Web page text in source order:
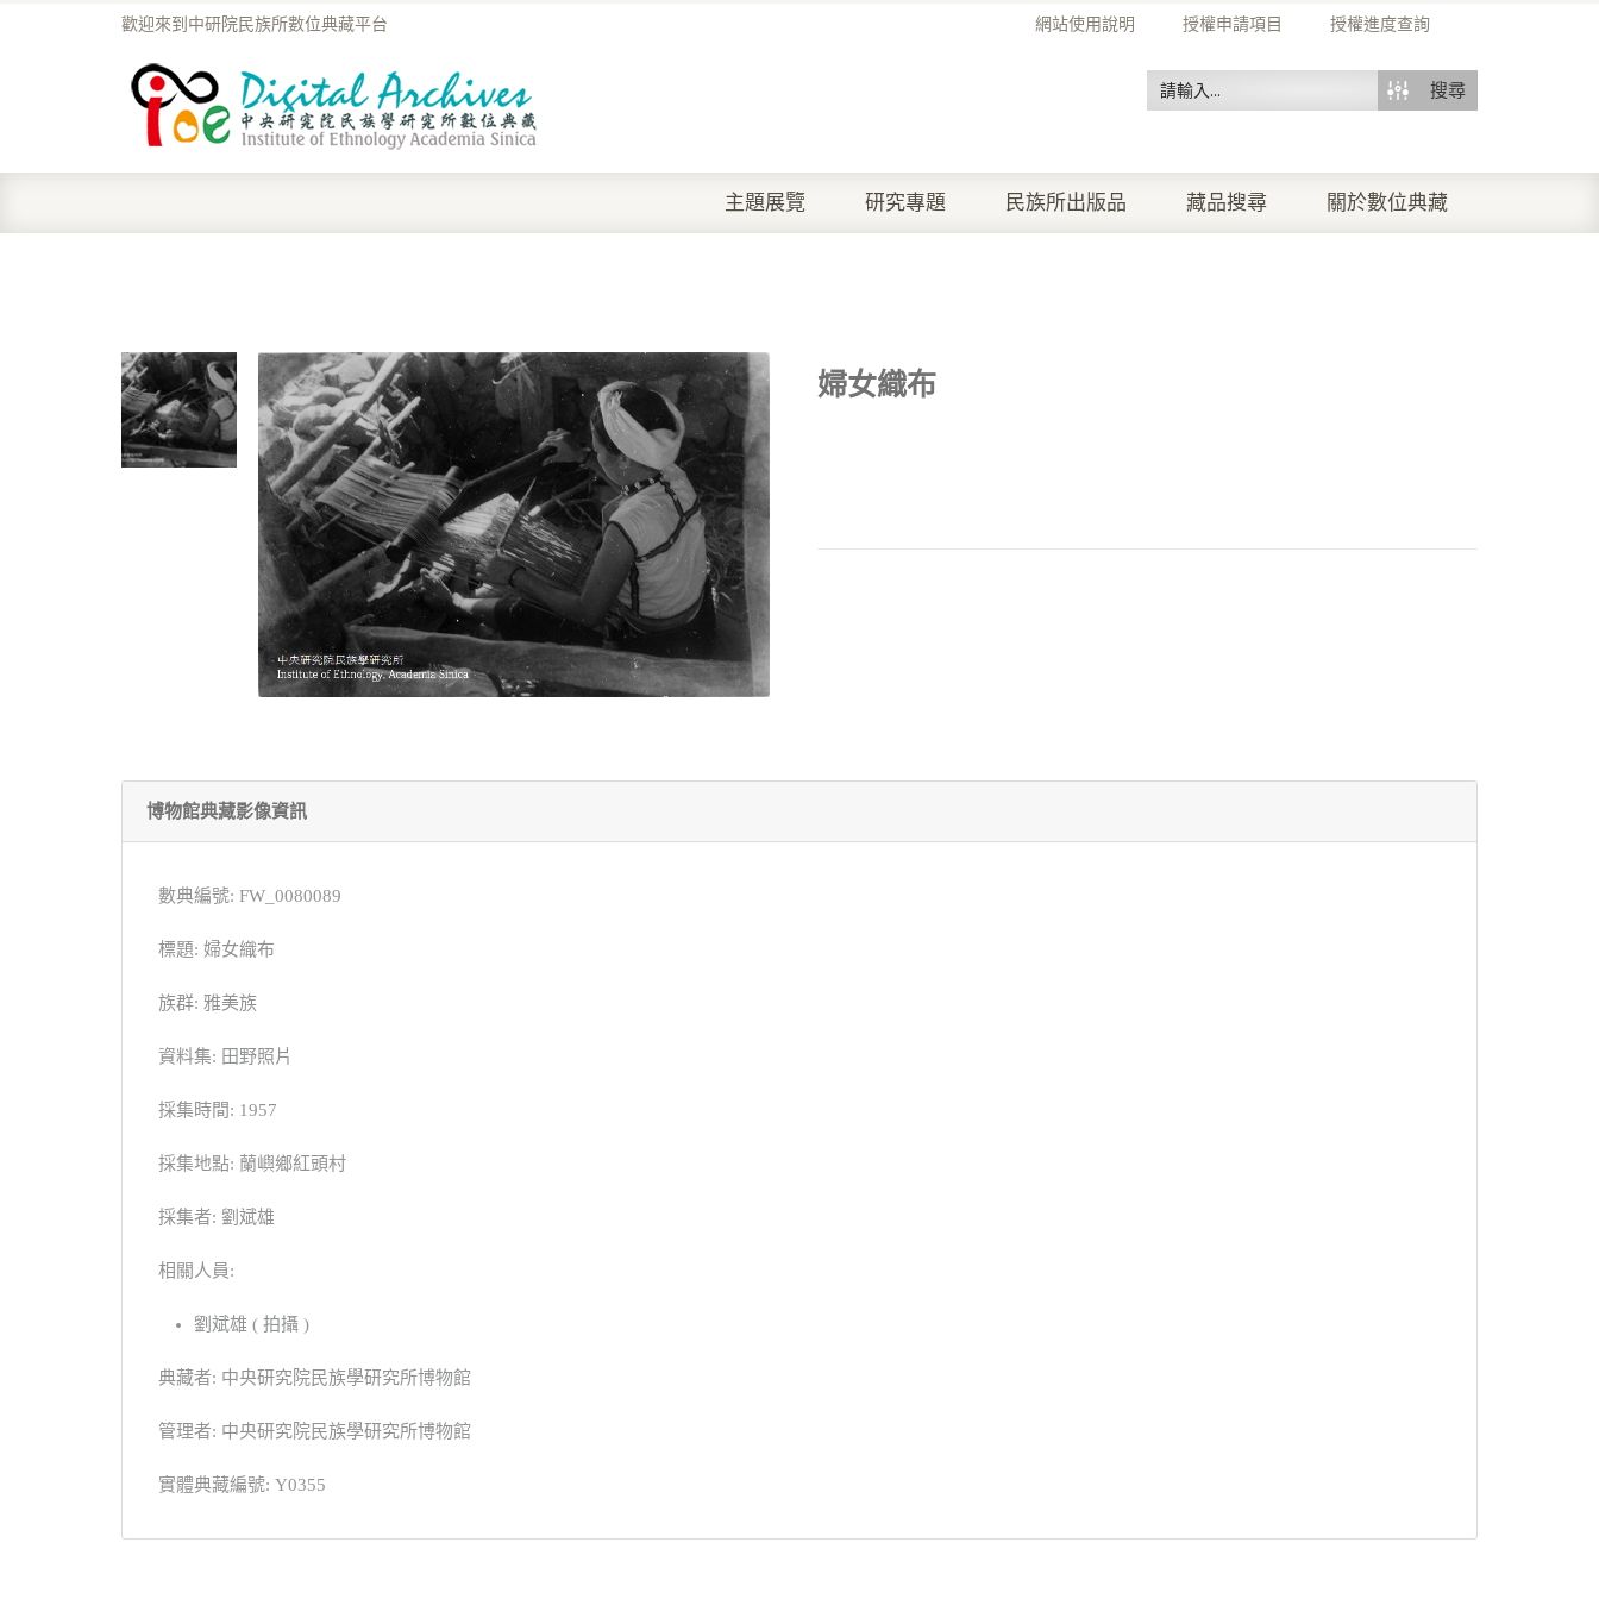
網站使用說明 授權申請項目 授權進度查詢
歡迎來到中研院民族所數位典藏平台
搜尋
主題展覽 研究專題 民族所出版品 藏品搜尋 關於數位典藏
婦女織布
博物館典藏影像資訊
數典編號: FW_0080089
標題: 婦女織布
族群: 雅美族
資料集: 田野照片
採集時間: 1957
採集地點: 蘭嶼鄉紅頭村
採集者: 劉斌雄
相關人員:
劉斌雄 ( 拍攝 )
典藏者: 中央研究院民族學研究所博物館
管理者: 中央研究院民族學研究所博物館
實體典藏編號: Y0355